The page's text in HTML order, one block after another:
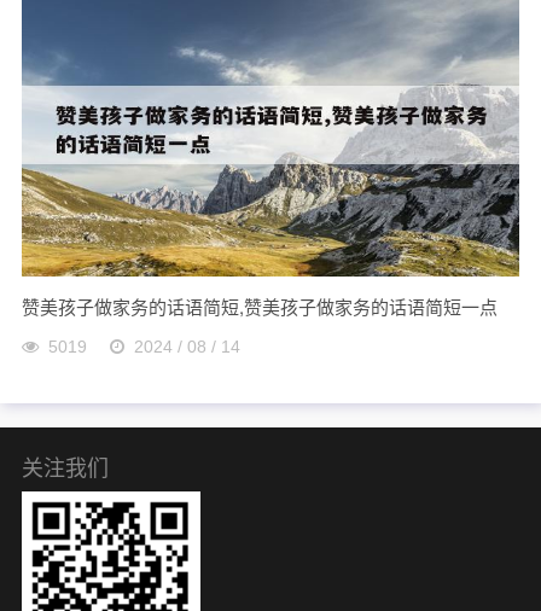
赞美孩子做家务的话语简短,赞美孩子做家务的话语简短一点
5019 2024 / 08 / 14
关注我们